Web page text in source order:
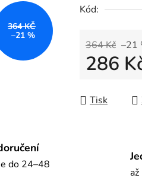
Kód:
364 Kč –21
286
Tisk
364 KČ
–21 %
do 24–48